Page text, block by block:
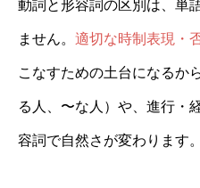
動詞と形容詞の区別は、単
ません。 適切な時制表現・
こなすための土台になるか
る人、〜な人）や、進行・
容詞で自然さが変わります。